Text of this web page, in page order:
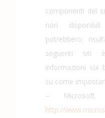
componenti del
non
potrebbero
seguenti siti
informazioni sui
su come
– Microsoft
http://